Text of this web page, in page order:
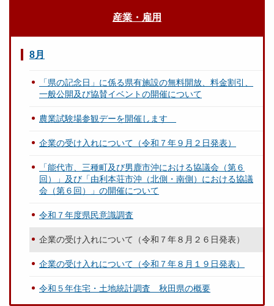
産業・雇用
8月
「県の記念日」に係る県有施設の無料開放、料金割引、
一般公開及び協賛イベントの開催について
農業試験場参観デーを開催します
企業の受け入れについて（令和７年９月２日発表）
「能代市、三種町及び男鹿市沖における協議会（第６
回）」及び「由利本荘市沖（北側・南側）における協議
会（第６回）」の開催について
令和７年度県民意識調査
企業の受け入れについて（令和７年８月２６日発表）
企業の受け入れについて（令和７年８月１９日発表）
令和５年住宅・土地統計調査 秋田県の概要